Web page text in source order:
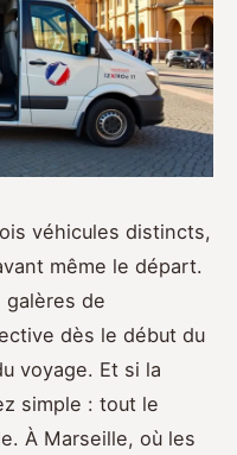
véhicules distincts,
même le départ.
galères de
dès le début du
voyage. Et si la
simple : tout le
À Marseille, où les